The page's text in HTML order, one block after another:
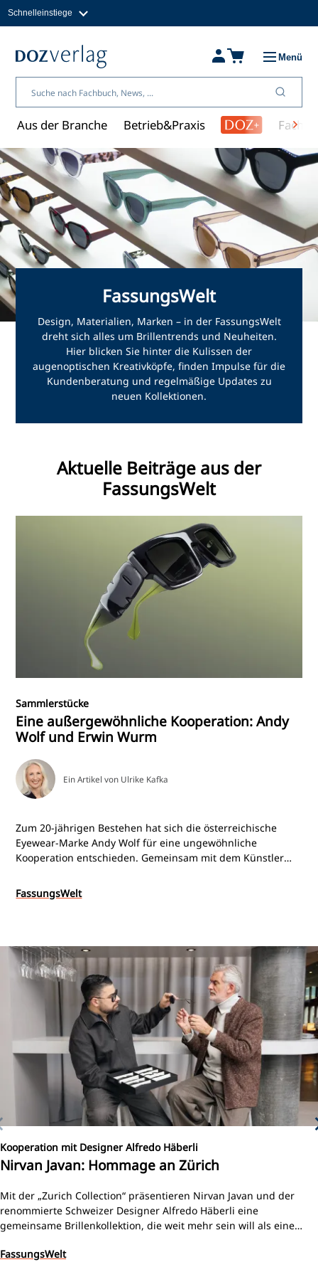
Inhalt
Schnelleinstiege
Fachbücher & Shop
Über uns
Menü
Aus der Branche Betrieb&Praxis
FassungsWelt
Design, Materialien, Marken – in der FassungsWelt
dreht sich alles um Brillentrends und Neuheiten.
Hier blicken Sie hinter die Kulissen der
augenoptischen Kreativköpfe, finden Impulse für die
Kundenberatung und regelmäßige Updates zu
neuen Kollektionen.
Aktuelle Beiträge aus der
FassungsWelt
Sammlerstücke
Eine außergewöhnliche Kooperation: Andy
Wolf und Erwin Wurm
Ein Artikel von Ulrike Kafka
Zum 20-jährigen Bestehen hat sich die österreichische
Eyewear-Marke Andy Wolf für eine ungewöhnliche
Kooperation entschieden. Gemeinsam mit dem Künstler
Sonnenbrille „OH NO“, die gestalterische und
handwerkliche Aspekte miteinander verbindet und
spielen können.
FassungsWelt
Kooperation mit Designer Alfredo Häberli
Nirvan Javan: Hommage an Zürich
Mit der „Zurich Collection“ präsentieren Nirvan Javan und der
renommierte Schweizer Designer Alfredo Häberli eine
gemeinsame Brillenkollektion, die weit mehr sein will als eine
zehnjährigen Jubiläum der Marke Nirvan Javan, verbindet die
FassungsWelt